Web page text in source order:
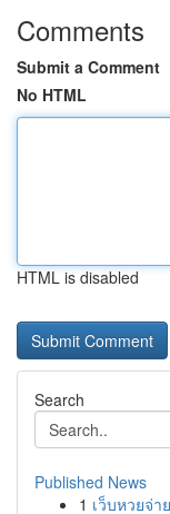
Comments
Submit a Comment
No HTML
HTML is disabled
Search
Published News
1 เว็บหวยจ่า